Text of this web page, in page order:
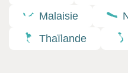
Malaisie
Thaïlande